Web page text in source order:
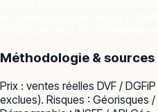
Méthodologie & sources
Prix : ventes réelles DVF / DGFiP
exclues). Risques : Géorisques /